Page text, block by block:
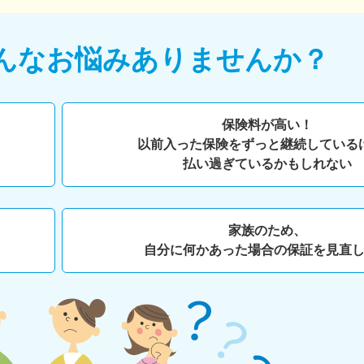
なお悩みありませんか？
保険料が高い！
以前入った保険をずっと継続している
払い過ぎているかもしれない
家族のため、
自分に何かあった場合の保証を見直